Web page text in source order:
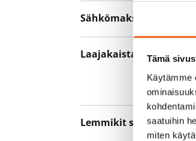
Tämä
Käytämme
saatuihin
miten
Sähkömaksu
Laajakaista
Lemmikit sallittu